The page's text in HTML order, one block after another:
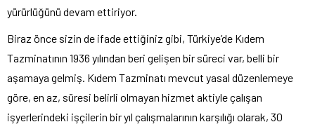
yürürlüğünü devam ettiriyor.
Biraz önce sizin de ifade ettiğiniz gibi, Türkiye’de Kıdem
Tazminatının 1936 yılından beri gelişen bir süreci var, belli bir
aşamaya gelmiş. Kıdem Tazminatı mevcut yasal düzenlemeye
göre, en az, süresi belirli olmayan hizmet aktiyle çalışan
işyerlerindeki işçilerin bir yıl çalışmalarının karşılığı olarak, 30